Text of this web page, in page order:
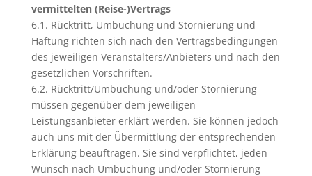
vermittelten (Reise-)Vertrags
6.1. Rücktritt, Umbuchung und Stornierung und
Haftung richten sich nach den Vertragsbedingungen
des jeweiligen Veranstalters/Anbieters und nach den
gesetzlichen Vorschriften.
6.2. Rücktritt/Umbuchung und/oder Stornierung
müssen gegenüber dem jeweiligen
Leistungsanbieter erklärt werden. Sie können jedoch
auch uns mit der Übermittlung der entsprechenden
Erklärung beauftragen. Sie sind verpflichtet, jeden
Wunsch nach Umbuchung und/oder Stornierung